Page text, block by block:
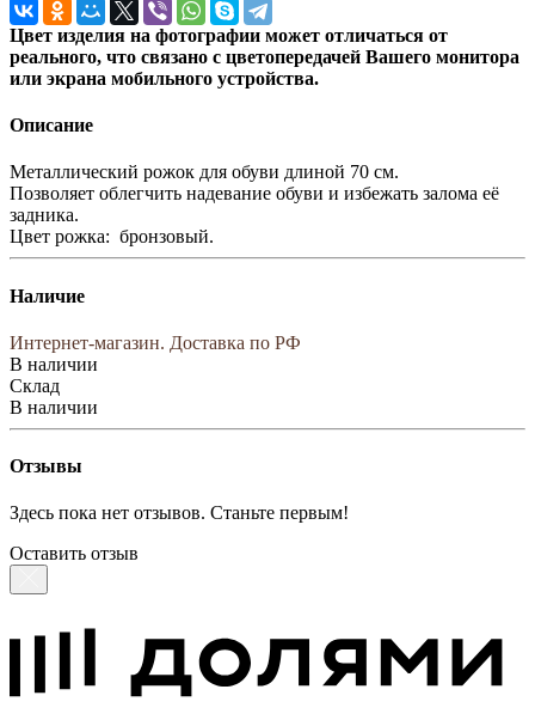
Цвет изделия на фотографии может отличаться от
реального, что связано с цветопередачей Вашего монитора
или экрана мобильного устройства.
Описание
Металлический рожок для обуви длиной 70 см.
Позволяет облегчить надевание обуви и избежать залома её
задника.
Цвет рожка: бронзовый.
Наличие
Интернет-магазин. Доставка по РФ
В наличии
Склад
В наличии
Отзывы
Здесь пока нет отзывов. Станьте первым!
Оставить отзыв